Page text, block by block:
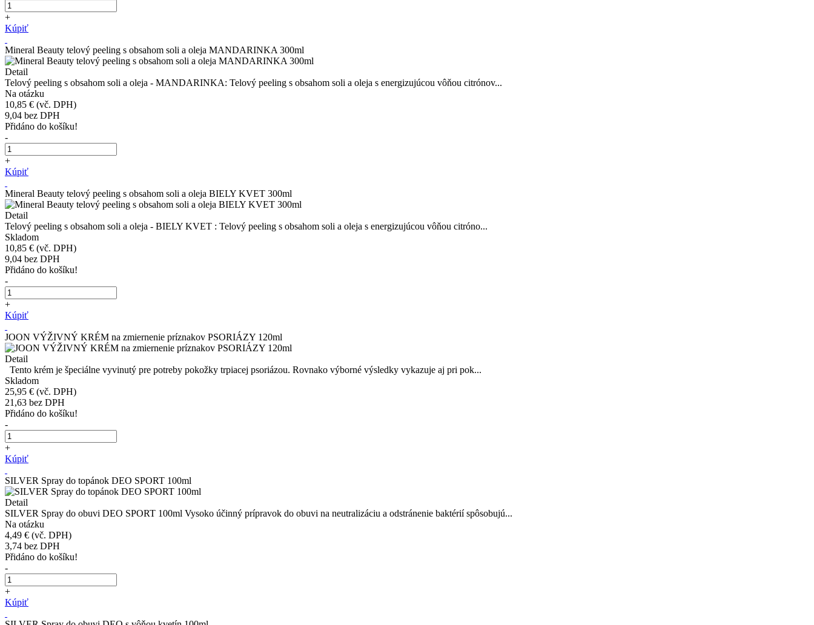
+
Kúpiť
Mineral Beauty telový peeling s obsahom soli a oleja MANDARINKA 300ml
Detail
Telový peeling s obsahom soli a oleja - MANDARINKA: Telový peeling s obsahom soli a oleja s energizujúcou vôňou citrónov...
Na otázku
10,85 € (vč. DPH)
9,04 bez DPH
Přidáno do košíku!
-
+
Kúpiť
Mineral Beauty telový peeling s obsahom soli a oleja BIELY KVET 300ml
Detail
Telový peeling s obsahom soli a oleja - BIELY KVET : Telový peeling s obsahom soli a oleja s energizujúcou vôňou citróno...
Skladom
10,85 € (vč. DPH)
9,04 bez DPH
Přidáno do košíku!
-
+
Kúpiť
JOON VÝŽIVNÝ KRÉM na zmiernenie príznakov PSORIÁZY 120ml
Detail
Tento krém je špeciálne vyvinutý pre potreby pokožky trpiacej psoriázou. Rovnako výborné výsledky vykazuje aj pri pok...
Skladom
25,95 € (vč. DPH)
21,63 bez DPH
Přidáno do košíku!
-
+
Kúpiť
SILVER Spray do topánok DEO SPORT 100ml
Detail
SILVER Spray do obuvi DEO SPORT 100ml Vysoko účinný prípravok do obuvi na neutralizáciu a odstránenie baktérií spôsobujú...
Na otázku
4,49 € (vč. DPH)
3,74 bez DPH
Přidáno do košíku!
-
+
Kúpiť